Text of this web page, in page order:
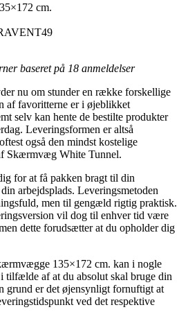
cm.
baseret på 18 anmeldelser
nu om stunder en række forskellige
af favoritterne er i øjeblikket
selv kan hente de bestilte produkter
Leveringsformen er altså
også den mindst kostelige
Skærmvæg White Tunnel.
for at få pakken bragt til din
arbejdsplads. Leveringsmetoden
men til gengæld rigtig praktisk.
vil dog til enhver tid være
dette forudsætter at du opholder dig
135×172 cm. kan i nogle
af at du absolut skal bruge din
grund er det øjensynligt fornuftigt at
ved det respektive